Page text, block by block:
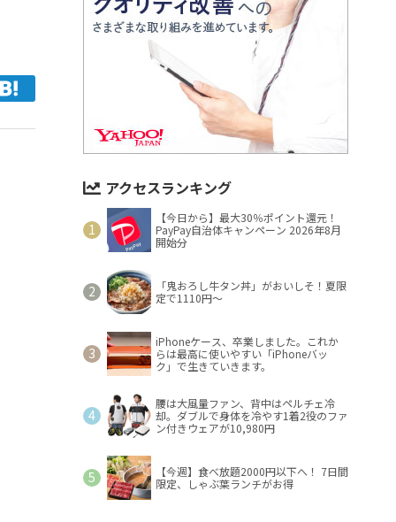
アクセスランキング
【今日から】最大30％ポイント還元！
PayPay自治体キャンペーン 2026年8月
開始分
「鬼おろし牛タン丼」がおいしそ！夏限
定で1110円～
iPhoneケース、卒業しました。これか
らは最高に使いやすい「iPhoneバッ
ク」で生きていきます。
腰は大風量ファン、背中はペルチェ冷
却。ダブルで身体を冷やす1着2役のファ
ン付きウェアが10,980円
【今週】食べ放題2000円以下へ！ 7日間
限定、しゃぶ葉ランチがお得